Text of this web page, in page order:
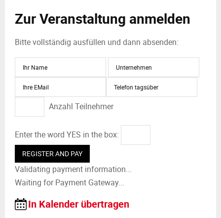
Zur Veranstaltung anmelden
Bitte vollständig ausfüllen und dann absenden:
Anzahl Teilnehmer
Enter the word YES in the box:
Validating payment information...
Waiting for Payment Gateway...
In Kalender übertragen